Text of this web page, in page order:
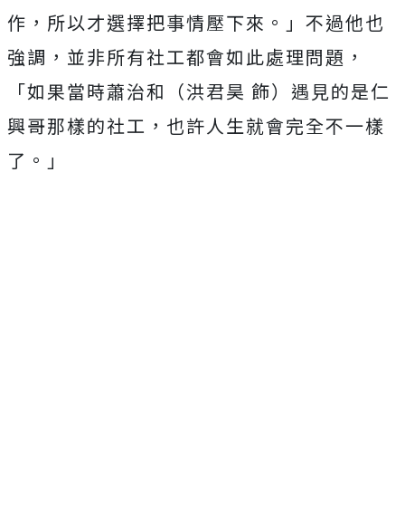
作， 所以才選擇把事情壓下來。」不過他也
強調， 並非所有社工都會如此處理問題，
「如果當時蕭治和（洪君昊 飾）遇見的是仁
興哥那樣的社工，也許人生就會完全不一樣
了。」